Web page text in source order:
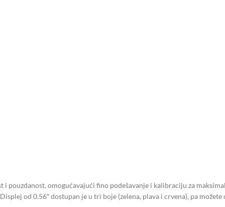
pouzdanost, omogućavajući fino podešavanje i kalibraciju za
od 0.56″ dostupan je u tri boje (zelena, plava i crvena), pa